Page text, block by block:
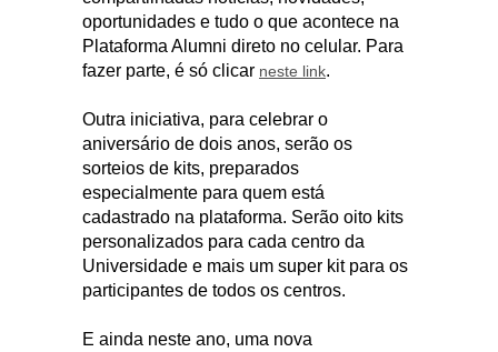
oportunidades e tudo o que acontece na
Plataforma Alumni direto no celular. Para
fazer parte, é só clicar neste link.
Outra iniciativa, para celebrar o
aniversário de dois anos, serão os
sorteios de kits, preparados
especialmente para quem está
cadastrado na plataforma. Serão oito kits
personalizados para cada centro da
Universidade e mais um super kit para os
participantes de todos os centros.
E ainda neste ano, uma nova